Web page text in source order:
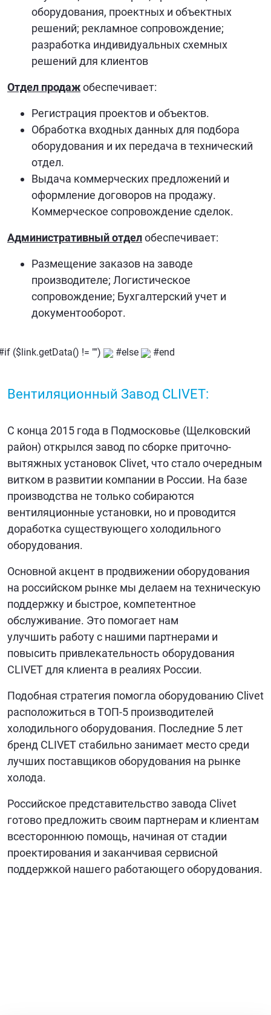
оборудования, проектных и объектных
решений; рекламное сопровождение;
разработка индивидуальных схемных
решений для клиентов
Отдел продажобеспечивает:
Регистрация проектов и объектов.
Обработка входных данных для подбора
оборудования и их передача в технический
отдел.
Выдача коммерческих предложений и
оформление договоров на продажу.
Коммерческое сопровождение сделок.
Административный отделобеспечивает:
Размещение заказов на заводе
производителе; Логистическое
сопровождение; Бухгалтерский учет и
документооборот.
($link.getData() != "") #else #end
Вентиляционный Завод CLIVET:
С конца 2015 года в Подмосковье (Щелковский
район) открылся завод по сборке приточно-
вытяжных установок Clivet, что стало очередным
витком в развитии компании в России. На базе
производства не только собираются
вентиляционные установки, но и проводится
доработка существующего холодильного
оборудования.
Основной акцент в продвижении оборудования
на российском рынке мы делаем на техническую
поддержку и быстрое, компетентное
обслуживание. Это помогает нам
улучшить работу с нашими партнерами и
повысить привлекательность оборудования
CLIVET для клиента в реалиях России.
Подобная стратегия помогла оборудованию Clivet
расположиться в ТОП-5 производителей
холодильного оборудования. Последние 5 лет
бренд CLIVET стабильно занимает место среди
лучших поставщиков оборудования на рынке
холода.
Российское представительство завода Clivet
готово предложить своим партнерам и клиентам
всестороннюю помощь, начиная от стадии
проектирования и заканчивая сервисной
поддержкой нашего работающего оборудования.